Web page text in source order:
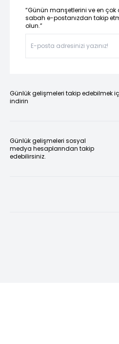
“Günün manşetlerini ve en
sabah e-postanızdan takip
olun.”
Günlük gelişmeleri takip edebilmek
indirin
Günlük gelişmeleri sosyal
medya hesaplarından takip
edebilirsiniz.